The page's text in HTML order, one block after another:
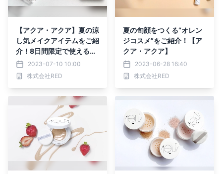
【アクア・アクア】夏の涼
し気メイクアイテムをご紹
介！8日間限定で使えるお
得なクーポンもプレゼン
ト！
2023-07-10 10:00
株式会社RED
夏の旬顔をつくる“オレン
ジコスメ”をご紹介！【ア
クア・アクア】
2023-06-28 16:40
株式会社RED